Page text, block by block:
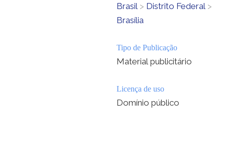
Brasil > Distrito Federal >
Brasília
Tipo de Publicação
Material publicitário
Licença de uso
Domínio público